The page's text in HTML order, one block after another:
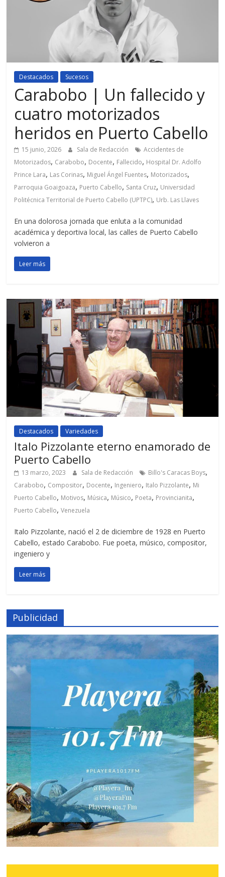
Destacados Sucesos
Carabobo | Un fallecido y
cuatro motorizados
heridos en Puerto Cabello
15 junio, 2026 Sala de Redacción
Accidentes de
Motorizados, Carabobo, Docente, Fallecido, Hospital Dr. Adolfo
Prince Lara, Las Corinas, Miguel Ángel Fuentes, Motorizados,
Parroquia Goaigoaza, Puerto Cabello, Santa Cruz, Universidad
Politécnica Territorial de Puerto Cabello (UPTPC), Urb. Las Llaves
En una dolorosa jornada que enluta a la comunidad
académica y deportiva local, las calles de Puerto Cabello
volvieron a
Leer más
Destacados Variedades
Italo Pizzolante eterno enamorado de
Puerto Cabello
13 marzo, 2023 Sala de Redacción Billo's Caracas Boys,
Carabobo, Compositor, Docente, Ingeniero, Italo Pizzolante, Mi
Puerto Cabello, Motivos, Música, Músico, Poeta, Provincianita,
Puerto Cabello,Venezuela
Italo Pizzolante, nació el 2 de diciembre de 1928 en Puerto
Cabello, estado Carabobo. Fue poeta, músico, compositor,
ingeniero y
Leer más
Publicidad